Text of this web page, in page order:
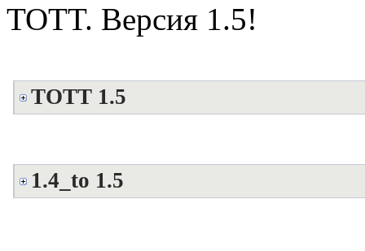
TOTT. Версия 1.5!
TOTT 1.5
1.4_to 1.5